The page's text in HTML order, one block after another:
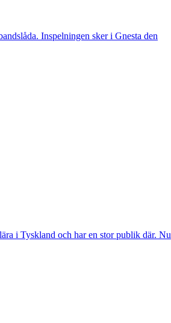
Inspelningen sker i Gnesta den
i Tyskland och har en stor publik där. Nu